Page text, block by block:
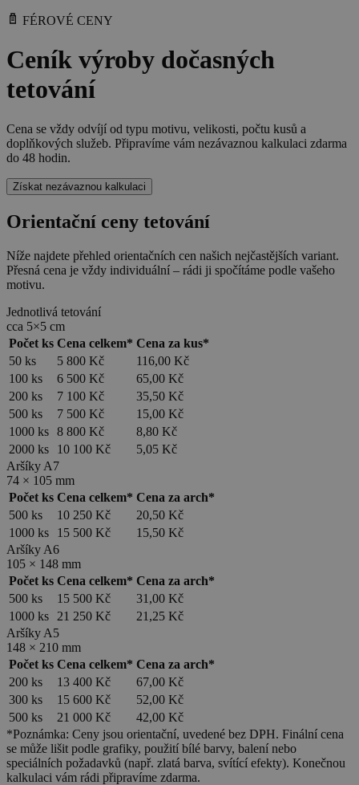
FÉROVÉ CENY
Ceník výroby dočasných
tetování
Cena se vždy odvíjí od typu motivu, velikosti, počtu kusů a
doplňkových služeb. Připravíme vám nezávaznou kalkulaci zdarma
do 48 hodin.
Získat nezávaznou kalkulaci
Orientační ceny tetování
Níže najdete přehled orientačních cen našich nejčastějších variant.
Přesná cena je vždy individuální – rádi ji spočítáme podle vašeho
motivu.
Jednotlivá tetování
cca 5×5 cm
Počet ks Cena celkem* Cena za kus*
50 ks
5 800 Kč
116,00 Kč
100 ks
6 500 Kč
65,00 Kč
200 ks
7 100 Kč
35,50 Kč
500 ks
7 500 Kč
15,00 Kč
1000 ks 8 800 Kč
8,80 Kč
2000 ks
10 100 Kč
5,05 Kč
Aršíky A7
74 × 105 mm
Počet ks Cena celkem* Cena za arch*
500 ks
10 250 Kč
20,50 Kč
1000 ks
15 500 Kč
15,50 Kč
Aršíky A6
105 × 148 mm
Počet ks Cena celkem* Cena za arch*
500 ks
15 500 Kč
31,00 Kč
1000 ks
21 250 Kč
21,25 Kč
Aršíky A5
148 × 210 mm
Počet ks Cena celkem* Cena za arch*
200 ks
13 400 Kč
67,00 Kč
300 ks
15 600 Kč
52,00 Kč
500 ks
21 000 Kč
42,00 Kč
*Poznámka: Ceny jsou orientační, uvedené bez DPH. Finální cena
se může lišit podle grafiky, použití bílé barvy, balení nebo
speciálních požadavků (např. zlatá barva, svítící efekty). Konečnou
kalkulaci vám rádi připravíme zdarma.